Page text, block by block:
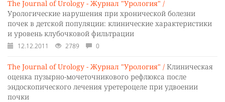
The Journal of Urology - Журнал "Урология" /
Урологические нарушения при хронической болезни
почек в детской популяции: клинические характеристики
и уровень клубочковой фильтрации
12.12.2011 2789 0
The Journal of Urology - Журнал "Урология" / Клиническая
оценка пузырно-мочеточникового рефлюкса после
эндоскопического лечения уретероцеле при удвоении
почки